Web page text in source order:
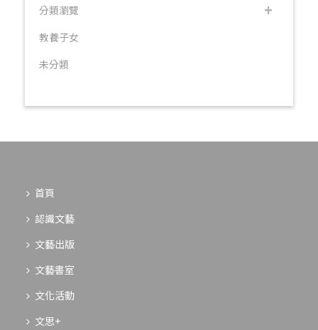
分類瀏覽
教養子女
未分類
首頁
認識文藝
文藝出版
文藝書室
文化活動
文思+